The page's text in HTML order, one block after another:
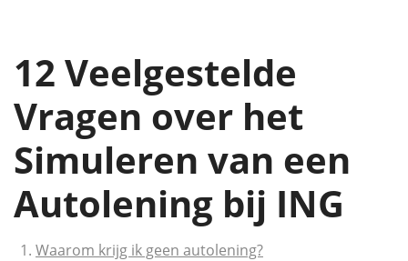
12 Veelgestelde
Vragen over het
Simuleren van een
Autolening bij ING
Waarom krijg ik geen autolening?